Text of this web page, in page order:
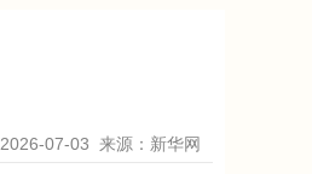
2026-07-03 来源：新华网